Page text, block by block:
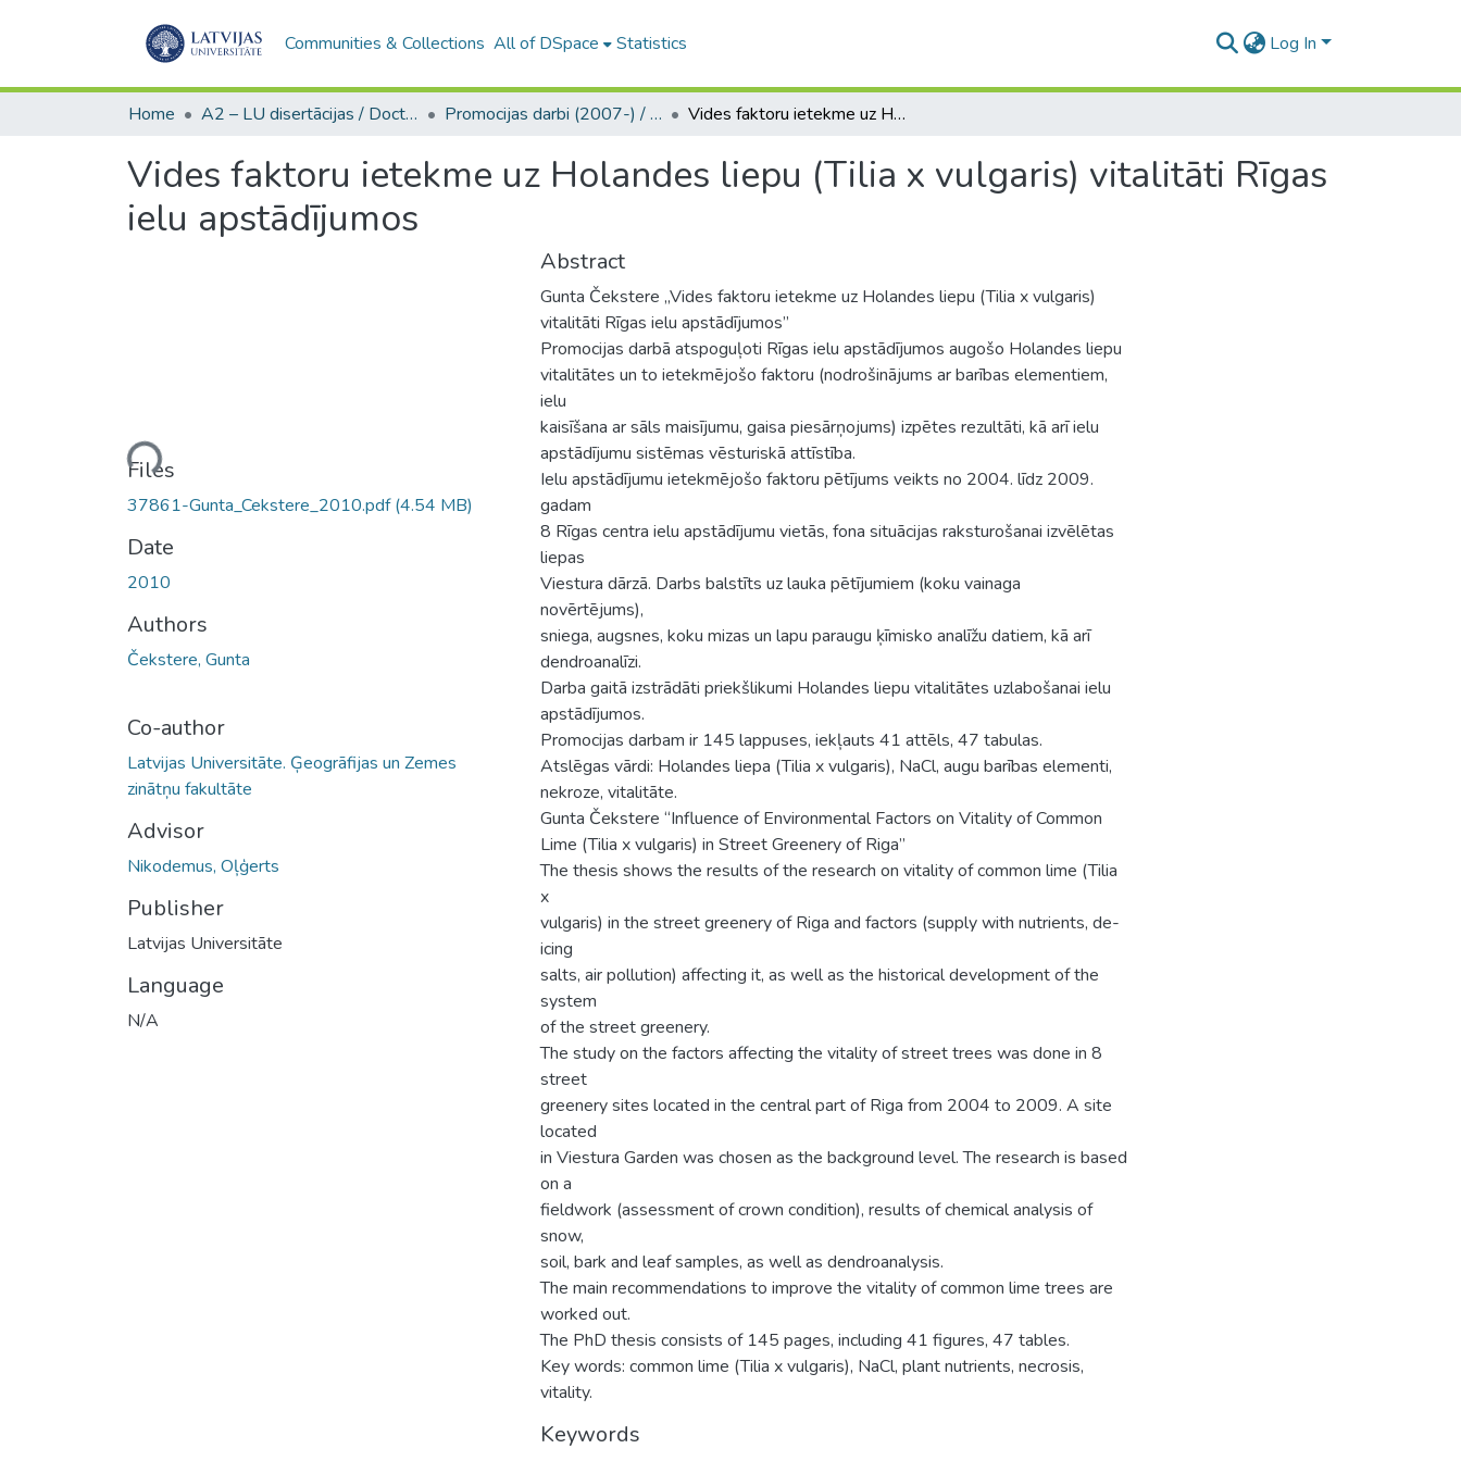
Communities & Collections All of DSpace Statistics Log In
Home A2 – LU disertācijas / Doctoral theses UL Promocijas darbi (2007-) / Theses PhD Vides faktoru ietekme uz Holandes liepu (Tilia x vulgaris) vitalitāti Rīgas ielu apstādījumos
Vides faktoru ietekme uz Holandes liepu (Tilia x vulgaris) vitalitāti Rīgas
ielu apstādījumos
Loading...
Files
37861-Gunta_Cekstere_2010.pdf(4.54 MB)
Date
2010
Authors
Čekstere, Gunta
Co-author
Latvijas Universitāte. Ģeogrāfijas un Zemes
zinātņu fakultāte
Advisor
Nikodemus, Oļģerts
Publisher
Latvijas Universitāte
Language
N/A
Abstract
Gunta Čekstere „Vides faktoru ietekme uz Holandes liepu (Tilia x vulgaris)
vitalitāti Rīgas ielu apstādījumos”
Promocijas darbā atspoguļoti Rīgas ielu apstādījumos augošo Holandes liepu
vitalitātes un to ietekmējošo faktoru (nodrošinājums ar barības elementiem,
ielu
kaisīšana ar sāls maisījumu, gaisa piesārņojums) izpētes rezultāti, kā arī ielu
apstādījumu sistēmas vēsturiskā attīstība.
Ielu apstādījumu ietekmējošo faktoru pētījums veikts no 2004. līdz 2009.
gadam
8 Rīgas centra ielu apstādījumu vietās, fona situācijas raksturošanai izvēlētas
liepas
Viestura dārzā. Darbs balstīts uz lauka pētījumiem (koku vainaga
novērtējums),
sniega, augsnes, koku mizas un lapu paraugu ķīmisko analīžu datiem, kā arī
dendroanalīzi.
Darba gaitā izstrādāti priekšlikumi Holandes liepu vitalitātes uzlabošanai ielu
apstādījumos.
Promocijas darbam ir 145 lappuses, iekļauts 41 attēls, 47 tabulas.
Atslēgas vārdi: Holandes liepa (Tilia x vulgaris), NaCl, augu barības elementi,
nekroze, vitalitāte.
Gunta Čekstere “Influence of Environmental Factors on Vitality of Common
Lime (Tilia x vulgaris) in Street Greenery of Riga”
The thesis shows the results of the research on vitality of common lime (Tilia
x
vulgaris) in the street greenery of Riga and factors (supply with nutrients, de-
icing
salts, air pollution) affecting it, as well as the historical development of the
system
of the street greenery.
The study on the factors affecting the vitality of street trees was done in 8
street
greenery sites located in the central part of Riga from 2004 to 2009. A site
located
in Viestura Garden was chosen as the background level. The research is based
on a
fieldwork (assessment of crown condition), results of chemical analysis of
snow,
soil, bark and leaf samples, as well as dendroanalysis.
The main recommendations to improve the vitality of common lime trees are
worked out.
The PhD thesis consists of 145 pages, including 41 figures, 47 tables.
Key words: common lime (Tilia x vulgaris), NaCl, plant nutrients, necrosis,
vitality.
Keywords